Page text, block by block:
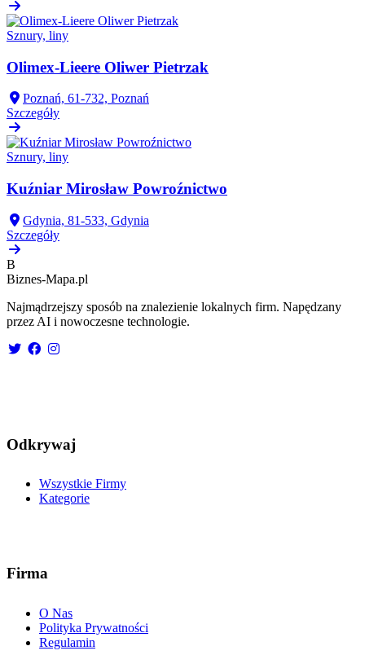
Sznury, liny
Olimex-Lieere Oliwer Pietrzak
Poznań, 61-732, Poznań
Szczegóły
Sznury, liny
Kuźniar Mirosław Powroźnictwo
Gdynia, 81-533, Gdynia
Szczegóły
B
Biznes-Mapa.pl
Najmądrzejszy sposób na znalezienie lokalnych firm. Napędzany
przez AI i nowoczesne technologie.
Odkrywaj
Wszystkie Firmy
Kategorie
Firma
O Nas
Polityka Prywatności
Regulamin